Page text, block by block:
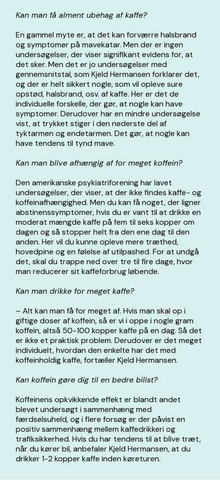
Kan man få alment ubehag af kaffe?
En gammel myte er, at det kan forværre halsbrand
og symptomer på mavekatar. Men der er ingen
undersøgelser, der viser signifikant evidens for, at
det sker. Men det er jo undersøgelser med
gennemsnitstal, som Kjeld Hermansen forklarer det,
og der er helt sikkert nogle, som vil opleve sure
opstød, halsbrand, osv. af kaffe. Her er det de
individuelle forskelle, der gør, at nogle kan have
symptomer. Derudover har en mindre undersøgelse
vist, at trykket stiger i den nederste del af
tyktarmen og endetarmen. Det gør, at nogle kan
have tendens til tynd mave.
Kan man blive afhængig af for meget koffein?
Den amerikanske psykiatriforening har lavet
undersøgelser, der viser, at der ikke findes kaffe- og
koffeinafhængighed. Men du kan få noget, der ligner
abstinenssymptomer, hvis du er vant til at drikke en
moderat mængde kaffe på fem til seks kopper om
dagen og så stopper helt fra den ene dag til den
anden. Her vil du kunne opleve mere træthed,
hovedpine og en følelse af utilpashed. For at undgå
det, skal du trappe ned over tre til fire dage, hvor
man reducerer sit kaffeforbrug løbende.
Kan man drikke for meget kaffe?
– Alt kan man få for meget af. Hvis man skal op i
giftige doser af koffein, så er vi i oppe i nogle gram
koffein, altså 50-100 kopper kaffe på en dag. Så det
er ikke et praktisk problem. Derudover er det meget
individuelt, hvordan den enkelte har det med
koffeinholdig kaffe, fortæller Kjeld Hermansen.
Kan koffein gøre dig til en bedre bilist?
Koffeinens opkvikkende effekt er blandt andet
blevet undersøgt i sammenhæng med
færdselsuheld, og i flere forsøg er der påvist en
positiv sammenhæng mellem kaffedrikkeri og
trafiksikkerhed. Hvis du har tendens til at blive træt,
når du kører bil, anbefaler Kjeld Hermansen, at du
drikker 1-2 kopper kaffe inden køreturen.